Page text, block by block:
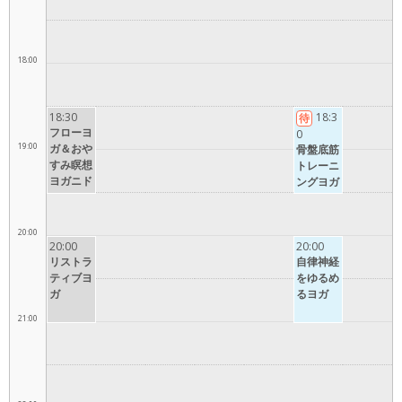
18:00
19:00
20:00
21:00
18:30
フローヨ
ガ＆おや
すみ瞑想
ヨガニド
ラー
20:00
リストラ
ティブヨ
ガ
待 18:3
0
骨盤底筋
トレーニ
ングヨガ
20:00
自律神経
をゆるめ
るヨガ